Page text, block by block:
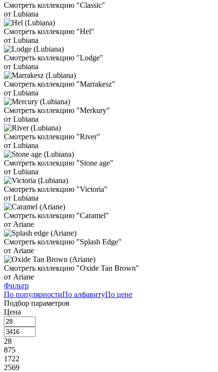
Смотреть коллекцию "Classic"
от Lubiana
Смотреть коллекцию "Hel"
от Lubiana
Смотреть коллекцию "Lodge"
от Lubiana
Смотреть коллекцию "Marrakesz"
от Lubiana
Смотреть коллекцию "Merkury"
от Lubiana
Смотреть коллекцию "River"
от Lubiana
Смотреть коллекцию "Stone age"
от Lubiana
Смотреть коллекцию "Victoria"
от Lubiana
Смотреть коллекцию "Caramel"
от Ariane
Смотреть коллекцию "Splash Edge"
от Ariane
Смотреть коллекцию "Oxide Tan Brown"
от Ariane
Фильтр
По популярностиПо алфавитуПо цене
Подбор параметров
Цена
28
875
1722
2569